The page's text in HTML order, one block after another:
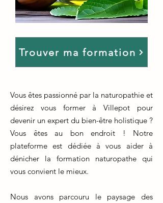
Trouver ma formation
Vous êtes passionné par la naturopathie et
désirez vous former à Villepot pour
devenir un expert du bien-être holistique ?
Vous êtes au bon endroit ! Notre
plateforme est dédiée à vous aider à
dénicher la formation naturopathe qui
vous convient le mieux.
Nous avons parcouru le paysage des